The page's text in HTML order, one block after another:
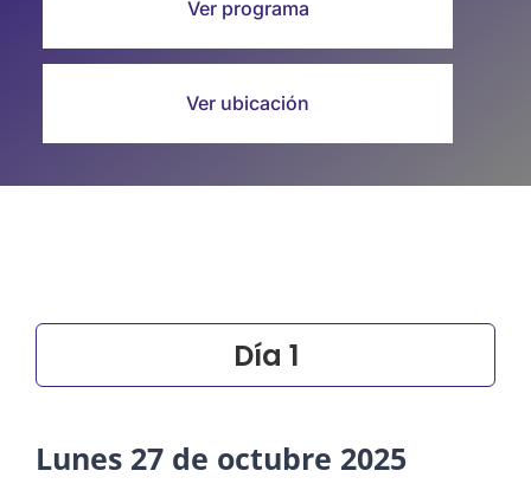
Ver programa
Ver ubicación
Día 1
Lunes 27 de octubre 2025